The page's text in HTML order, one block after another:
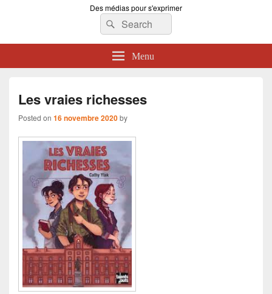
Des médias pour s'exprimer
Search
for:
Search
Menu
Les vraies richesses
Posted on 16 novembre 2020by